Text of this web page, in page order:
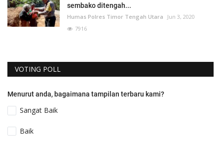
sembako ditengah...
Humas Polres Timor Tengah Utara
Jun 3, 2020
7916
VOTING POLL
Menurut anda, bagaimana tampilan terbaru kami?
Sangat Baik
Baik